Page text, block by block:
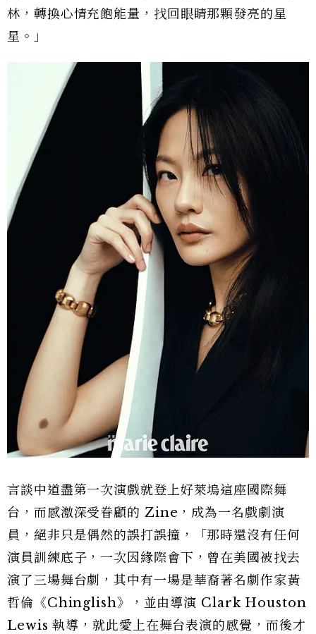
林，轉換心情充飽能量，找回眼睛那顆發亮的星
星。」
言談中道盡第一次演戲就登上好萊塢這座國際舞
台，而感激深受眷顧的 Zine，成為一名戲劇演
員，絕非只是偶然的誤打誤撞，「那時還沒有任何
演員訓練底子，一次因緣際會下，曾在美國被找去
演了三場舞台劇，其中有一場是華裔著名劇作家黃
哲倫《Chinglish》，並由導演 Clark Houston
Lewis 執導，就此愛上在舞台表演的感覺，而後才